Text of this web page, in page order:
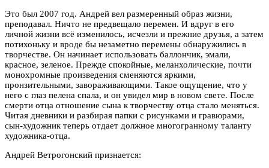
Это был 2007 год. Андрей вел размеренный образ жизни,
преподавал. Ничто не предвещало перемен. И вдруг в его
личной жизни всё изменилось, исчезли и прежние друзья, а затем
потихоньку и вроде бы незаметно перемены обнаружились в
творчестве. Он начинает использовать баллончик, эмали,
красное, зеленое. Прежде спокойные, меланхолические, почти
монохромные произведения сменяются яркими,
пронзительными, завораживающими. Такое ощущение, что у
него с глаз пелена спала, и он увидел мир в новом свете. После
смерти отца отношение сына к творчеству отца стало меняться.
Читая дневники и разбирая папки с рисунками и гравюрами,
сын-художник теперь отдает должное многогранному таланту
художника-отца.
Андрей Ветрогонский признается: